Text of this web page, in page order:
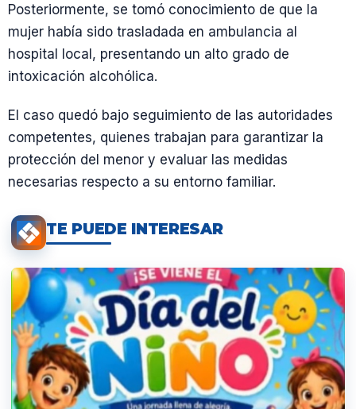
Posteriormente, se tomó conocimiento de que la
mujer había sido trasladada en ambulancia al
hospital local, presentando un alto grado de
intoxicación alcohólica.
El caso quedó bajo seguimiento de las autoridades
competentes, quienes trabajan para garantizar la
protección del menor y evaluar las medidas
necesarias respecto a su entorno familiar.
TE PUEDE INTERESAR